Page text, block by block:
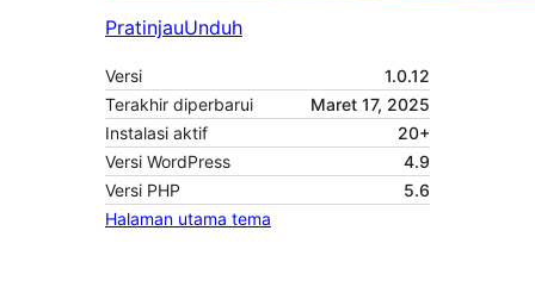
PratinjauUnduh
Versi
1.0.12
Terakhir diperbarui
Maret 17, 2025
Instalasi aktif
20+
Versi WordPress
4.9
Versi PHP
5.6
Halaman utama tema